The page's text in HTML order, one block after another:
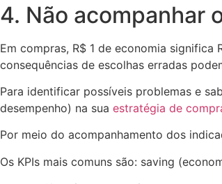
4. Não acompanhar
Em compras, R$ 1 de economia significa
consequências de escolhas erradas
Para identificar possíveis problemas e
desempenho) na sua estratégia de
Por meio do acompanhamento dos
Os KPIs mais comuns são: saving